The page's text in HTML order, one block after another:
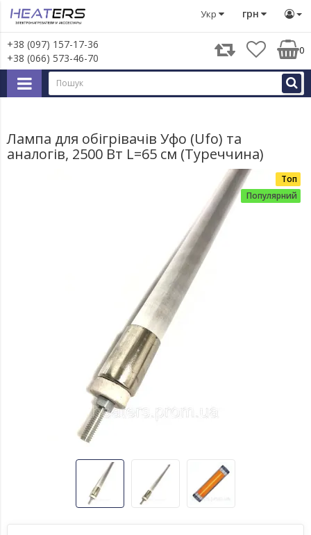
грн
Укр
+38 (097) 157-17-36
+38 (066) 573-46-70
0
Запчастини для дрібної побутової техніки «Запчастини
Лампа для обігрівачів Уфо (Ufo) та
аналогів, 2500 Вт L=65 см (Туреччина)
Топ
Популярний